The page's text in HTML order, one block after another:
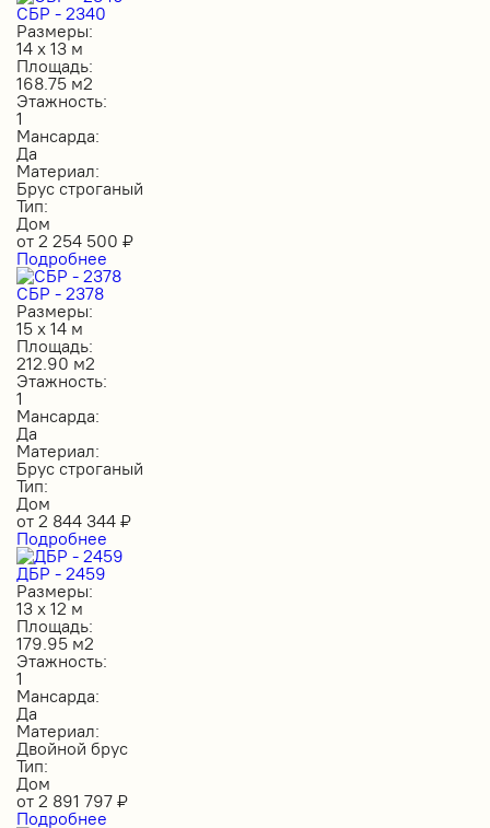
СБР - 2340
Размеры:
14 х 13 м
Площадь:
168.75 м2
Этажность:
1
Мансарда:
Да
Материал:
Брус строганый
Тип:
Дом
от 2 254 500 ₽
Подробнее
СБР - 2378
Размеры:
15 х 14 м
Площадь:
212.90 м2
Этажность:
1
Мансарда:
Да
Материал:
Брус строганый
Тип:
Дом
от 2 844 344 ₽
Подробнее
ДБР - 2459
Размеры:
13 х 12 м
Площадь:
179.95 м2
Этажность:
1
Мансарда:
Да
Материал:
Двойной брус
Тип:
Дом
от 2 891 797 ₽
Подробнее